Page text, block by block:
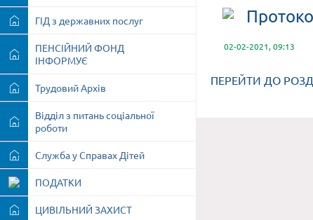
ГІД з державних послуг
ПЕНСІЙНИЙ ФОНД
ІНФОРМУЄ
Трудовий Архів
Відділ з питань соціальної
роботи
Служба у Справах Дітей
ПОДАТКИ
ЦИВІЛЬНИЙ ЗАХИСТ
02-02-2021, 09:13
ПЕРЕЙТИ ДО